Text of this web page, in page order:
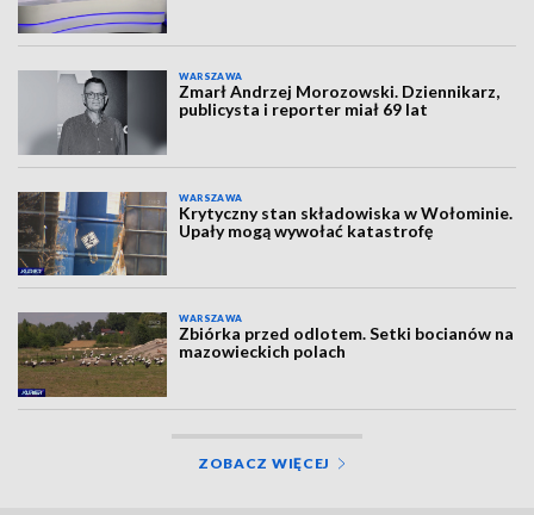
WARSZAWA
Zmarł Andrzej Morozowski. Dziennikarz,
publicysta i reporter miał 69 lat
WARSZAWA
Krytyczny stan składowiska w Wołominie.
Upały mogą wywołać katastrofę
WARSZAWA
Zbiórka przed odlotem. Setki bocianów na
mazowieckich polach
ZOBACZ WIĘCEJ